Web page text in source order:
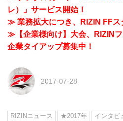
レ）」サービス開始！
≫ 業務拡大につき、RIZIN FFス
≫【企業様向け】大会、RIZIN
企業タイアップ募集中！
2017-07-28
RIZINニュース ★2017年 インタビ